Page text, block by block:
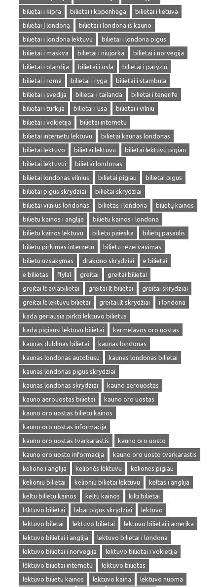
bilietai i kipra
bilietai i kopenhaga
bilietai i lietuva
bilietai į londoną
bilietai i londona is kauno
bilietai i londona lektuvu
bilietai i londona pigus
bilietai i maskva
bilietai i niujorka
bilietai i norvegija
bilietai i olandija
bilietai i osla
bilietai i paryziu
bilietai i roma
bilietai i ryga
bilietai i stambula
bilietai i svedija
bilietai i tailanda
bilietai i tenerife
bilietai i turkija
bilietai i usa
bilietai i vilniu
bilietai i vokietija
bilietai internetu
bilietai internetu lektuvu
bilietai kaunas londonas
bilietai lektuvo
bilietai lėktuvu
bilietai lektuvu pigiau
bilietai lektuvui
bilietai londonas
bilietai londonas vilnius
bilietai pigiau
bilietai pigus
bilietai pigus skrydziai
bilietai skrydziai
bilietai vilnius londonas
bilietas i londona
bilietų kainos
bilietu kainos i anglija
bilietu kainos i londona
bilietu kainos lektuvu
bilietu paieska
bilietų pasaulis
bilietu pirkimas internetu
bilietu rezervavimas
bilietu uzsakymas
drakono skrydziai
e bilietai
e bilietas
flylal greitai
greitai bilietai
greitai lt aviabilietai
greitai lt bilietai
greitai skrydziai
greitai.lt lektuvu bilietai
greitai.lt skrydžiai
i londona
kada geriausia pirkti lektuvo bilietus
kada pigiausi lektuvu bilietai
karmelavos oro uostas
kaunas dublinas bilietai
kaunas londonas
kaunas londonas autobusu
kaunas londonas bilietai
kaunas londonas pigus skrydziai
kaunas londonas skrydziai
kauno aerouostas
kauno aerouostas bilietai
kauno oro uostas
kauno oro uostas bilietu kainos
kauno oro uostas informacija
kauno oro uostas tvarkarastis
kauno oro uosto
kauno oro uosto informacija
kauno oro uosto tvarkarastis
kelione i anglija
kelionės lėktuvu
keliones pigiau
kelioniu bilietai
kelioniu bilietai lektuvu
keltas i anglija
keltu bilietu kainos
keltu kainos
kilti bilietai
l4ktuvo bilietai
labai pigus skrydziai
lektuvo
lektuvo biletai
lektuvo bilietai
lektuvo bilietai i amerika
lektuvo bilietai i anglija
lektuvo bilietai i londona
lektuvo bilietai i norvegija
lektuvo bilietai i vokietija
lėktuvo bilietai internetu
lektuvo bilietas
lėktuvo bilietu kainos
lektuvo kaina
lektuvo nuoma